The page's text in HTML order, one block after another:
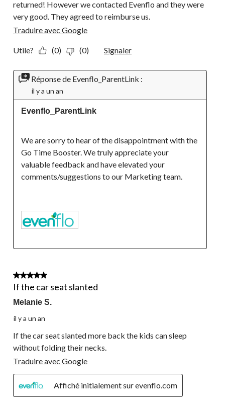
returned! However we contacted Evenflo and they were
very good. They agreed to reimburse us.
Traduire avec Google
Utile? (0) (0) Signaler
Réponse de Evenflo_ParentLink :
il y a un an
Evenflo_ParentLink
We are sorry to hear of the disappointment with the
Go Time Booster. We truly appreciate your
valuable feedback and have elevated your
comments/suggestions to our Marketing team.
5 étoile(s) sur 5.
If the car seat slanted
Melanie S.
il y a un an
If the car seat slanted more back the kids can sleep
without folding their necks.
Traduire avec Google
Affiché initialement sur evenflo.com